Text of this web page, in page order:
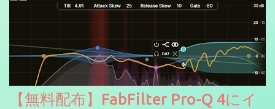
【無料配布】FabFilter Pro-Q 4にイ